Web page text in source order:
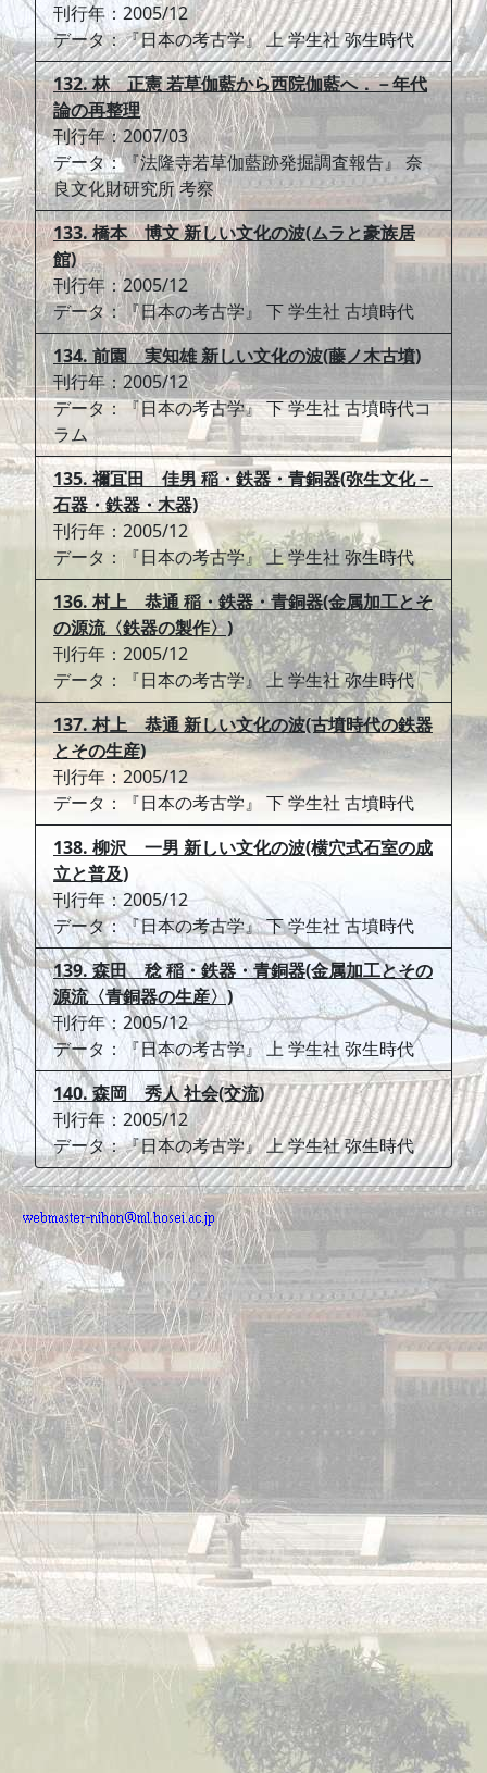
刊行年：2005/12
データ：『日本の考古学』 上 学生社 弥生時代
132. 林 正憲 若草伽藍から西院伽藍へ．－年代
論の再整理
刊行年：2007/03
データ：『法隆寺若草伽藍跡発掘調査報告』 奈
良文化財研究所 考察
133. 橋本 博文 新しい文化の波(ムラと豪族居
館)
刊行年：2005/12
データ：『日本の考古学』 下 学生社 古墳時代
134. 前園 実知雄 新しい文化の波(藤ノ木古墳)
刊行年：2005/12
データ：『日本の考古学』 下 学生社 古墳時代コ
ラム
135. 禰冝田 佳男 稲・鉄器・青銅器(弥生文化－
石器・鉄器・木器)
刊行年：2005/12
データ：『日本の考古学』 上 学生社 弥生時代
136. 村上 恭通 稲・鉄器・青銅器(金属加工とそ
の源流〈鉄器の製作〉)
刊行年：2005/12
データ：『日本の考古学』 上 学生社 弥生時代
137. 村上 恭通 新しい文化の波(古墳時代の鉄器
とその生産)
刊行年：2005/12
データ：『日本の考古学』 下 学生社 古墳時代
138. 柳沢 一男 新しい文化の波(横穴式石室の成
立と普及)
刊行年：2005/12
データ：『日本の考古学』 下 学生社 古墳時代
139. 森田 稔 稲・鉄器・青銅器(金属加工とその
源流〈青銅器の生産〉)
刊行年：2005/12
データ：『日本の考古学』 上 学生社 弥生時代
140. 森岡 秀人 社会(交流)
刊行年：2005/12
データ：『日本の考古学』 上 学生社 弥生時代